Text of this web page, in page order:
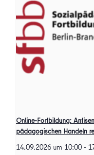
Online-Fortbildung:
pädagogischen Handeln
14.09.2026 um 10:00 -